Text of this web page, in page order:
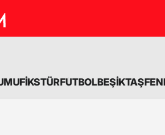
FİKSTÜRFUTBOLBEŞİKTAŞ